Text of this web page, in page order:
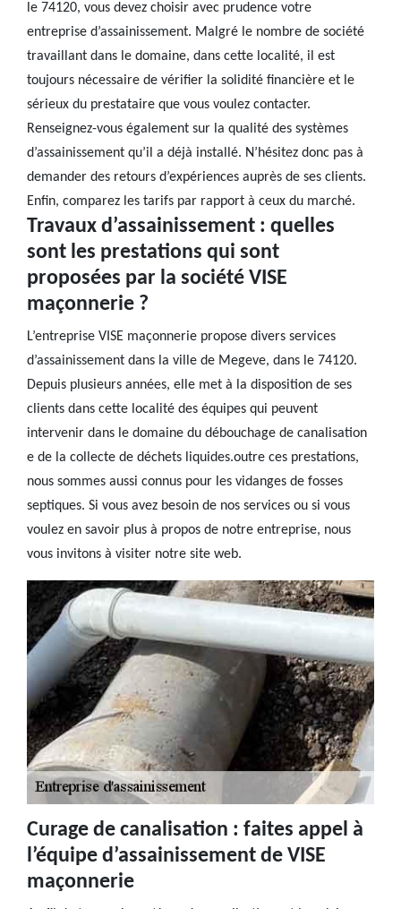
le 74120, vous devez choisir avec prudence votre
entreprise d’assainissement. Malgré le nombre de société
travaillant dans le domaine, dans cette localité, il est
toujours nécessaire de vérifier la solidité financière et le
sérieux du prestataire que vous voulez contacter.
Renseignez-vous également sur la qualité des systèmes
d’assainissement qu’il a déjà installé. N’hésitez donc pas à
demander des retours d’expériences auprès de ses clients.
Enfin, comparez les tarifs par rapport à ceux du marché.
Travaux d’assainissement : quelles
sont les prestations qui sont
proposées par la société VISE
maçonnerie ?
L’entreprise VISE maçonnerie propose divers services
d’assainissement dans la ville de Megeve, dans le 74120.
Depuis plusieurs années, elle met à la disposition de ses
clients dans cette localité des équipes qui peuvent
intervenir dans le domaine du débouchage de canalisation
e de la collecte de déchets liquides.outre ces prestations,
nous sommes aussi connus pour les vidanges de fosses
septiques. Si vous avez besoin de nos services ou si vous
voulez en savoir plus à propos de notre entreprise, nous
vous invitons à visiter notre site web.
Curage de canalisation : faites appel à
l’équipe d’assainissement de VISE
maçonnerie